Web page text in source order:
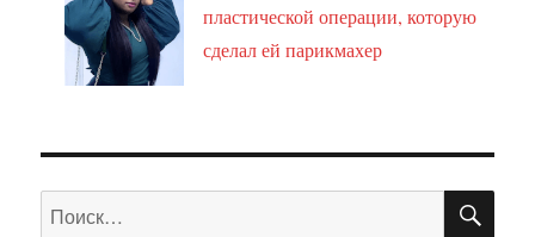
пластической операции, которую
сделал ей парикмахер
Искать: